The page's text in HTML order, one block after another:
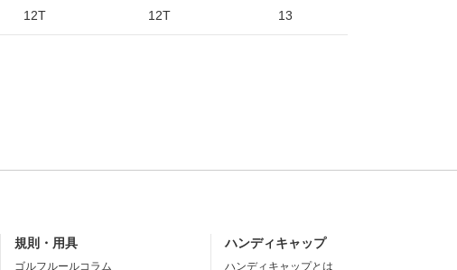
12T 12T 13
規則・用具
ゴルフルールコラム
ハンディキャップ
ハンディキャップとは